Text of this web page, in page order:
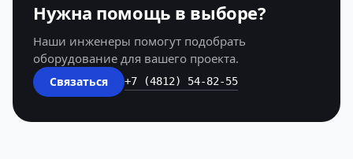
Нужна помощь в выборе?
Наши инженеры помогут подобрать
оборудование для вашего проекта.
Связаться +7 (4812) 54-82-55